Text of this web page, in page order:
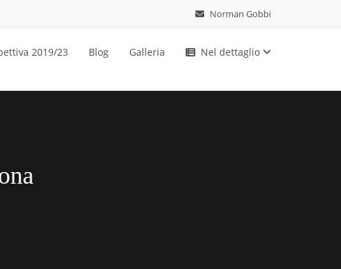
Norman Gobbi
2019/23 Blog Galleria Nel dettaglio